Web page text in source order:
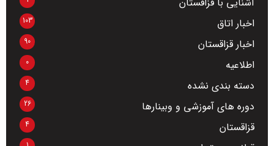
اخبار اتاق 103
اخبار قزاقستان 90
اطلاعیه 0
دسته بندی نشده 4
دوره های آموزشی و وبینارها 26
قزاقستان 4